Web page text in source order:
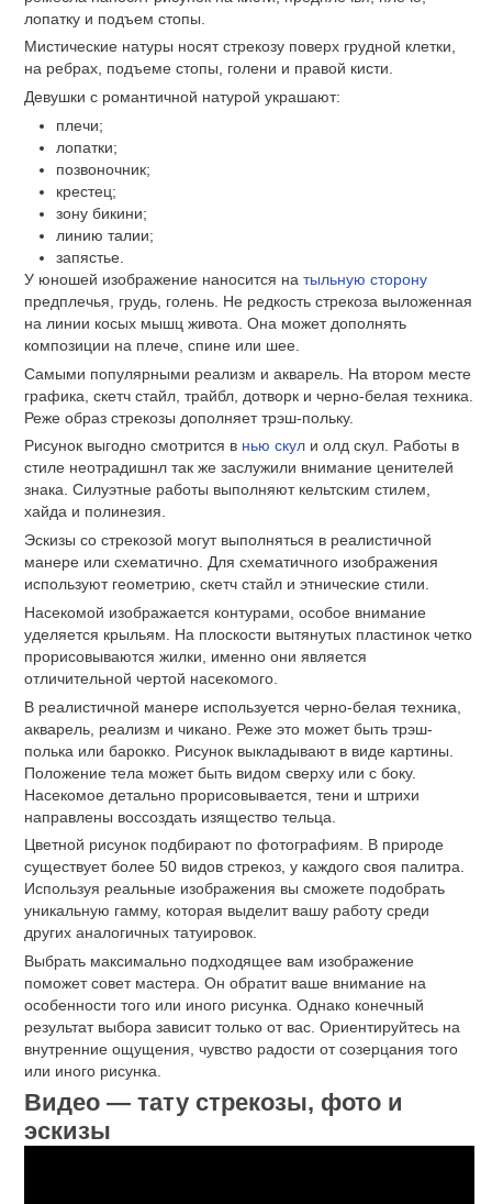
лопатку и подъем стопы.
Мистические натуры носят стрекозу поверх грудной клетки,
на ребрах, подъеме стопы, голени и правой кисти.
Девушки с романтичной натурой украшают:
плечи;
лопатки;
позвоночник;
крестец;
зону бикини;
линию талии;
запястье.
У юношей изображение наносится на тыльную сторону
предплечья, грудь, голень. Не редкость стрекоза выложенная
на линии косых мышц живота. Она может дополнять
композиции на плече, спине или шее.
Самыми популярными реализм и акварель. На втором месте
графика, скетч стайл, трайбл, дотворк и черно-белая техника.
Реже образ стрекозы дополняет трэш-польку.
Рисунок выгодно смотрится в нью скул и олд скул. Работы в
стиле неотрадишнл так же заслужили внимание ценителей
знака. Силуэтные работы выполняют кельтским стилем,
хайда и полинезия.
Эскизы со стрекозой могут выполняться в реалистичной
манере или схематично. Для схематичного изображения
используют геометрию, скетч стайл и этнические стили.
Насекомой изображается контурами, особое внимание
уделяется крыльям. На плоскости вытянутых пластинок четко
прорисовываются жилки, именно они является
отличительной чертой насекомого.
В реалистичной манере используется черно-белая техника,
акварель, реализм и чикано. Реже это может быть трэш-
полька или барокко. Рисунок выкладывают в виде картины.
Положение тела может быть видом сверху или с боку.
Насекомое детально прорисовывается, тени и штрихи
направлены воссоздать изящество тельца.
Цветной рисунок подбирают по фотографиям. В природе
существует более 50 видов стрекоз, у каждого своя палитра.
Используя реальные изображения вы сможете подобрать
уникальную гамму, которая выделит вашу работу среди
других аналогичных татуировок.
Выбрать максимально подходящее вам изображение
поможет совет мастера. Он обратит ваше внимание на
особенности того или иного рисунка. Однако конечный
результат выбора зависит только от вас. Ориентируйтесь на
внутренние ощущения, чувство радости от созерцания того
или иного рисунка.
Видео — тату стрекозы, фото и
эскизы